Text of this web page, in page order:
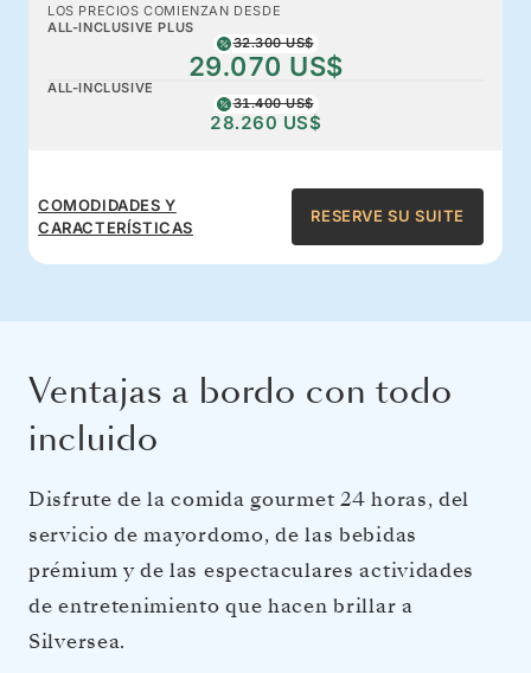
LOS PRECIOS COMIENZAN DESDE
ALL-INCLUSIVE PLUS
32.300 US$
29.070 US$
ALL-INCLUSIVE
31.400 US$
28.260 US$
COMODIDADES Y
CARACTERÍSTICAS
RESERVE SU SUITE
Ventajas a bordo con todo
incluido
Disfrute de la comida gourmet 24 horas, del
servicio de mayordomo, de las bebidas
prémium y de las espectaculares actividades
de entretenimiento que hacen brillar a
Silversea.